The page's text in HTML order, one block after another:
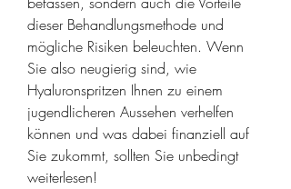
dieser Behandlungsmethode und
mögliche Risiken beleuchten. Wenn
Sie also neugierig sind, wie
Hyaluronspritzen Ihnen zu einem
jugendlicheren Aussehen verhelfen
können und was dabei finanziell auf
Sie zukommt, sollten Sie unbedingt
weiterlesen!